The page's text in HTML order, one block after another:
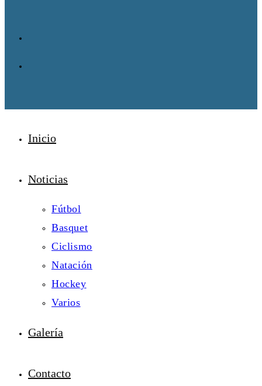
Inicio
Noticias
Fútbol
Basquet
Ciclismo
Natación
Hockey
Varios
Galería
Contacto